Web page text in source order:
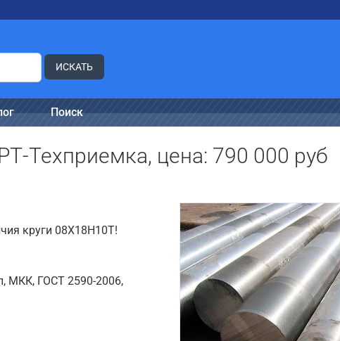
ИСКАТЬ
Поиск
Техприемка, цена: 790 000 руб
круги 08Х18Н10Т!
МКК, ГОСТ 2590-2006,